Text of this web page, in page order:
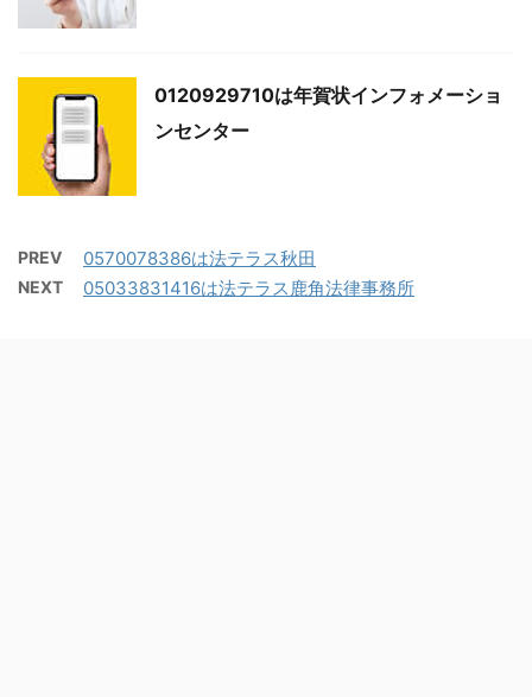
0120929710は年賀状インフォメーショ
ンセンター
PREV 0570078386は法テラス秋田
NEXT 05033831416は法テラス鹿角法律事務所